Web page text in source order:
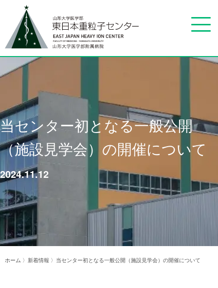
当センター初となる一般公開
（施設見学会）の開催について
2024.11.12
ホーム 〉新着情報 〉当センター初となる一般公開（施設見学会）の開催について